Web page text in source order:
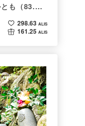
も（83.と
298.63 ALIS
161.25 ALIS